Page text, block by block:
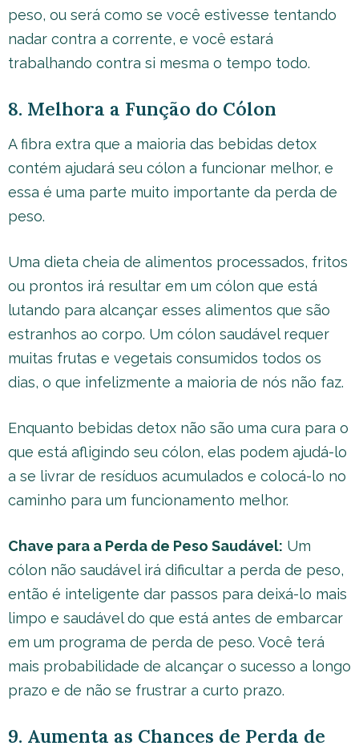
peso, ou será como se você estivesse tentando
nadar contra a corrente, e você estará
trabalhando contra si mesma o tempo todo.
8. Melhora a Função do Cólon
A fibra extra que a maioria das bebidas detox
contém ajudará seu cólon a funcionar melhor, e
essa é uma parte muito importante da perda de
peso.
Uma dieta cheia de alimentos processados, fritos
ou prontos irá resultar em um cólon que está
lutando para alcançar esses alimentos que são
estranhos ao corpo. Um cólon saudável requer
muitas frutas e vegetais consumidos todos os
dias, o que infelizmente a maioria de nós não faz.
Enquanto bebidas detox não são uma cura para o
que está afligindo seu cólon, elas podem ajudá-lo
a se livrar de resíduos acumulados e colocá-lo no
caminho para um funcionamento melhor.
Chave para a Perda de Peso Saudável: Um
cólon não saudável irá dificultar a perda de peso,
então é inteligente dar passos para deixá-lo mais
limpo e saudável do que está antes de embarcar
em um programa de perda de peso. Você terá
mais probabilidade de alcançar o sucesso a longo
prazo e de não se frustrar a curto prazo.
9. Aumenta as Chances de Perda de